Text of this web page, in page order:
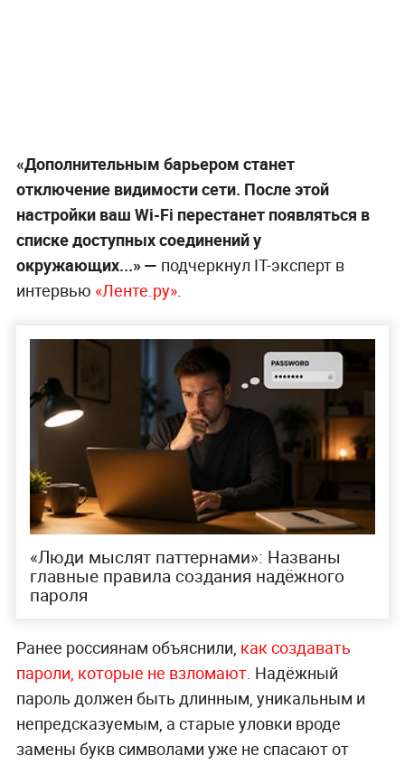
«Дополнительным барьером станет
отключение видимости сети. После этой
настройки ваш Wi-Fi перестанет появляться в
списке доступных соединений у
окружающих...» — подчеркнул IT-эксперт в
интервью «Ленте.ру».
«Люди мыслят паттернами»: Названы
главные правила создания надёжного
пароля
Ранее россиянам объяснили, как создавать
пароли, которые не взломают. Надёжный
пароль должен быть длинным, уникальным и
непредсказуемым, а старые уловки вроде
замены букв символами уже не спасают от